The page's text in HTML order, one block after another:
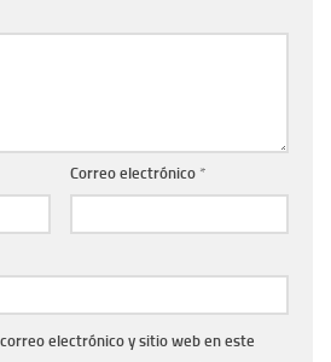
Correo electrónico *
electrónico y sitio web en este